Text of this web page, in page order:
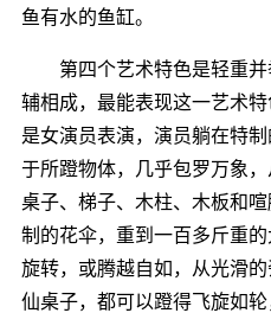
鱼有水的鱼缸。
第四个艺术特色是轻重并
辅相成，最能表现这一艺术
是女演员表演，演员躺在特
于所蹬物体，几乎包罗万象
桌子、梯子、木柱、木板和
制的花伞，重到一百多斤重
旋转，或腾越自如，从光滑
仙桌子，都可以蹬得飞旋如轮